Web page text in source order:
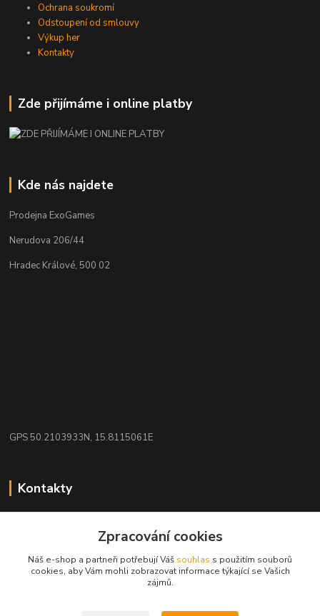
Ochrana soukromí
Odstoupení od smlouvy
Výkup her
Kontakty
Zde přijímáme i online platby
Kde nás najdete
Prodejna ExoGames
Nerudova 206/44
Hradec Králové, 500 02
GPS 50.2103933N, 15.8115061E
Kontakty
+420 608 942 360
(Po-Pá, 10-16 hod.)
Zpracování cookies
Náš e-shop a partneři potřebují Váš souhlas s použitím souborů
cookies, aby Vám mohli zobrazovat informace týkající se Vašich
zájmů.